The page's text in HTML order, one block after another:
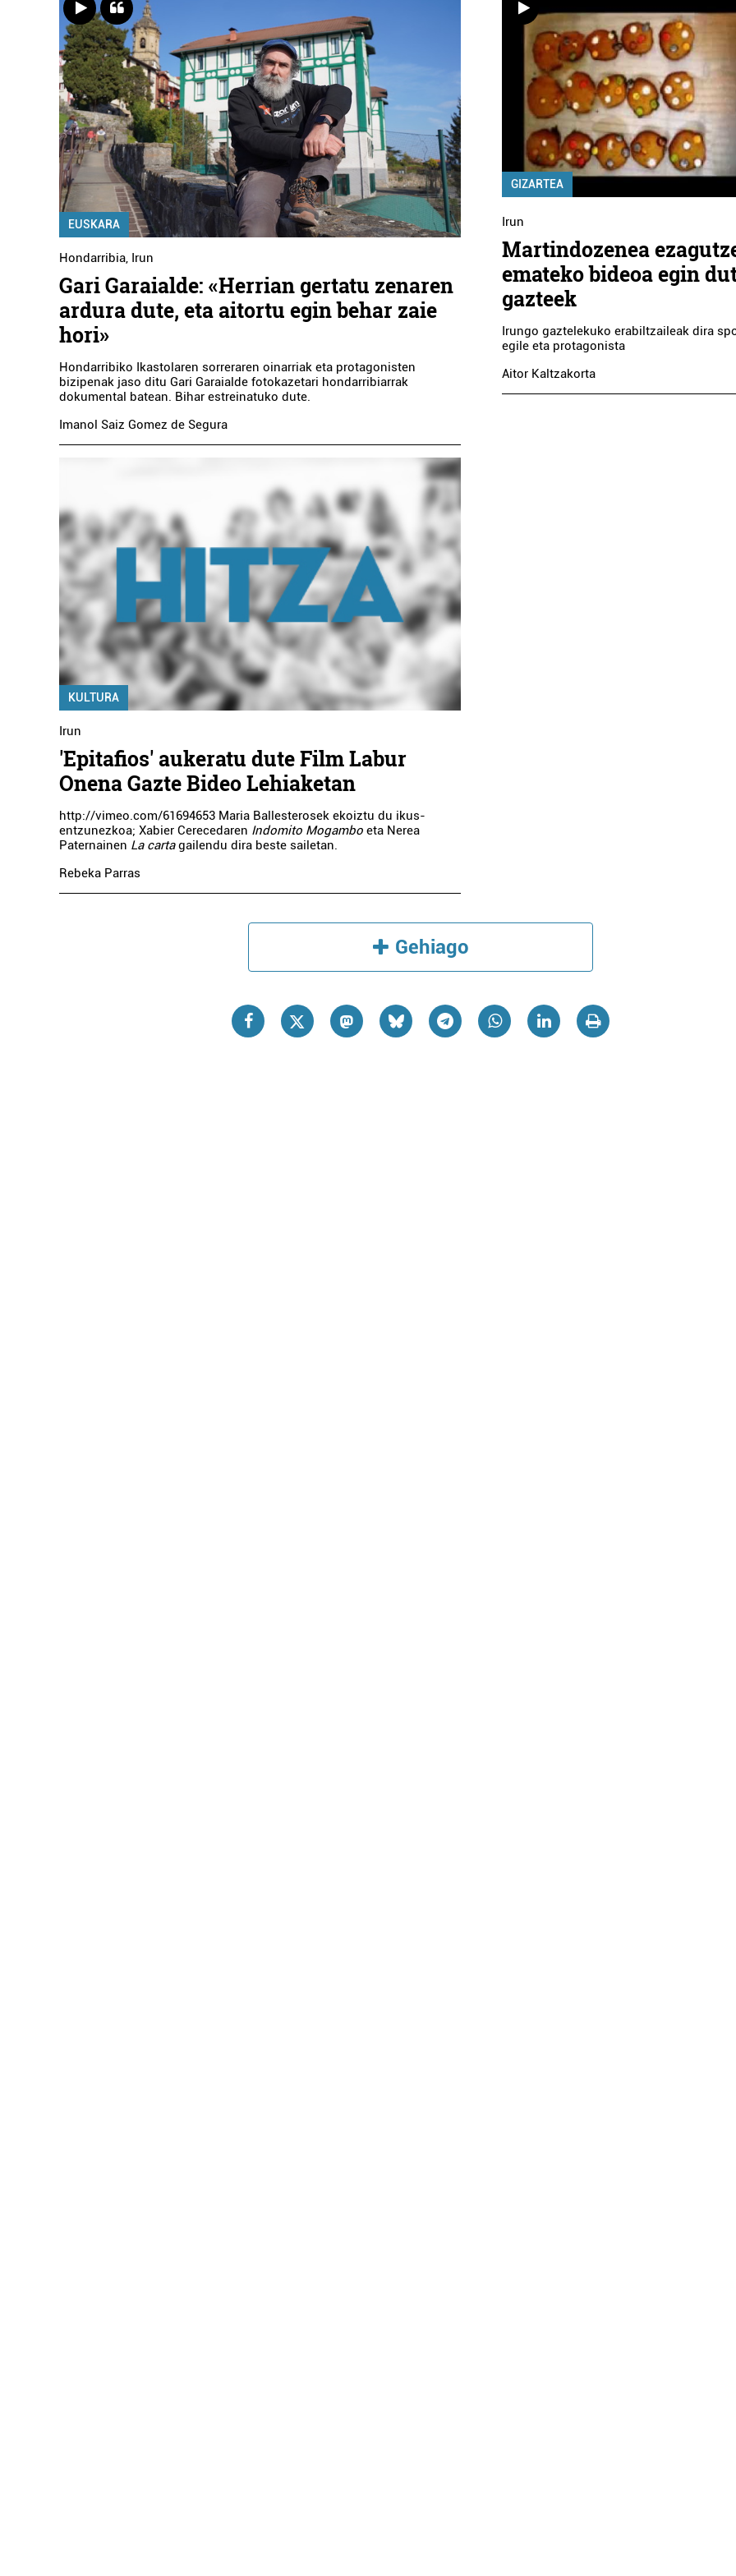
EUSKARA
Hondarribia, Irun
Gari Garaialde: «Herrian gertatu zenaren
ardura dute, eta aitortu egin behar zaie
hori»
Hondarribiko Ikastolaren sorreraren oinarriak eta protagonisten
bizipenak jaso ditu Gari Garaialde fotokazetari hondarribiarrak
dokumental batean. Bihar estreinatuko dute.
Imanol Saiz Gomez de Segura
KULTURA
Irun
'Epitafios' aukeratu dute Film Labur
Onena Gazte Bideo Lehiaketan
http://vimeo.com/61694653 Maria Ballesterosek ekoiztu du ikus-
entzunezkoa; Xabier Cerecedaren Indomito Mogambo eta Nerea
Paternainen La cartagailendu dira beste sailetan.
Rebeka Parras
GIZARTEA
Irun
Martindozenea
emateko bideoa egin
gazteek
Irungo gaztelekuko erabiltzaileak dira
egile eta protagonista
Aitor Kaltzakorta
Gehiago